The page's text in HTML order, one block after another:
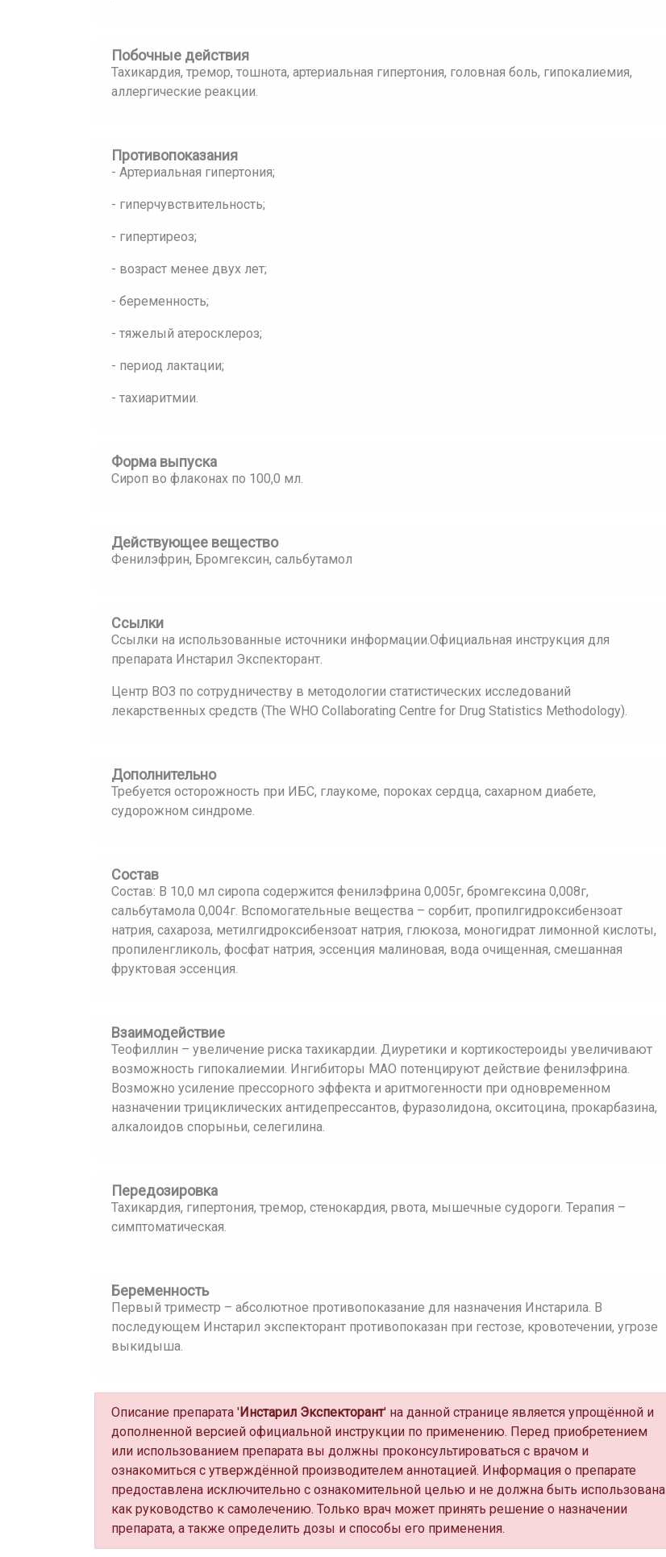
Побочные действия
Тахикардия, тремор, тошнота, артериальная гипертония, головная боль, гипокалиемия,
аллергические реакции.
Противопоказания
- Артериальная гипертония;
- гиперчувствительность;
- гипертиреоз;
- возраст менее двух лет;
- беременность;
- тяжелый атеросклероз;
- период лактации;
- тахиаритмии.
Форма выпуска
Сироп во флаконах по 100,0 мл.
Действующее вещество
Фенилэфрин, Бромгексин, сальбутамол
Ссылки
Ссылки на использованные источники информации.Официальная инструкция для
препарата Инстарил Экспекторант.
Центр ВОЗ по сотрудничеству в методологии статистических исследований
лекарственных средств (The WHO Collaborating Centre for Drug Statistics Methodology).
Дополнительно
Требуется осторожность при ИБС, глаукоме, пороках сердца, сахарном диабете,
судорожном синдроме.
Состав
Состав: В 10,0 мл сиропа содержится фенилэфрина 0,005г, бромгексина 0,008г,
сальбутамола 0,004г. Вспомогательные вещества – сорбит, пропилгидроксибензоат
натрия, сахароза, метилгидроксибензоат натрия, глюкоза, моногидрат лимонной кислоты,
пропиленгликоль, фосфат натрия, эссенция малиновая, вода очищенная, смешанная
фруктовая эссенция.
Взаимодействие
Теофиллин – увеличение риска тахикардии. Диуретики и кортикостероиды увеличивают
возможность гипокалиемии. Ингибиторы МАО потенцируют действие фенилэфрина.
Возможно усиление прессорного эффекта и аритмогенности при одновременном
назначении трициклических антидепрессантов, фуразолидона, окситоцина, прокарбазина,
алкалоидов спорыньи, селегилина.
Передозировка
Тахикардия, гипертония, тремор, стенокардия, рвота, мышечные судороги. Терапия –
симптоматическая.
Беременность
Первый триместр – абсолютное противопоказание для назначения Инстарила. В
последующем Инстарил экспекторант противопоказан при гестозе, кровотечении, угрозе
выкидыша.
Описание препарата 'Инстарил Экспекторант' на данной странице является упрощённой и
дополненной версией официальной инструкции по применению. Перед приобретением
или использованием препарата вы должны проконсультироваться с врачом и
ознакомиться с утверждённой производителем аннотацией. Информация о препарате
предоставлена исключительно с ознакомительной целью и не должна быть использована
как руководство к самолечению. Только врач может принять решение о назначении
препарата, а также определить дозы и способы его применения.